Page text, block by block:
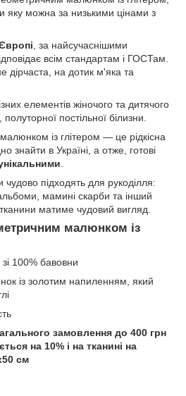
яку можна за низькими цінами з
, за найсучаснішими
всім стандартам і ГОСТам.
дірчаста, на дотик м'яка та
елементів жіночого та дитячого
постільної білизни.
із глітером — це рідкісна
знайти в Україні, а отже, готові
.
чудово підходять для рукоділля:
мамині скарби та інший
тканини матиме чудовий вигляд.
малюнком із
100% бавовни
із золотим напиленням, який
замовлення до 400 грн
на 10% і на тканині на
см